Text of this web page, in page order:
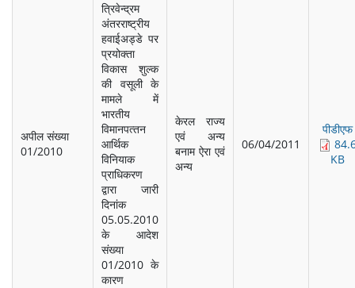
अपील संख्‍या
01/2010
त्रिवेन्‍द्रम
अंतरराष्‍ट्रीय
हवाईअड्डे पर
प्रयोक्‍ता
विकास शुल्‍क
की वसूली के
मामले में
भारतीय
विमानपत्‍तन
आर्थिक
विनियाक
प्राधिकरण
द्वारा जारी
दिनांक
05.05.2010
के आदेश
संख्‍या
01/2010 के
कारण
केरल राज्‍य
एवं अन्‍य
बनाम ऐरा एवं
अन्‍य
06/04/2011
पीडीएफ
KB